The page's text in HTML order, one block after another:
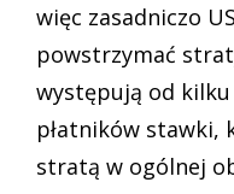
więc zasadniczo
powstrzymać
występują od
płatników stawki,
stratą w ogólnej